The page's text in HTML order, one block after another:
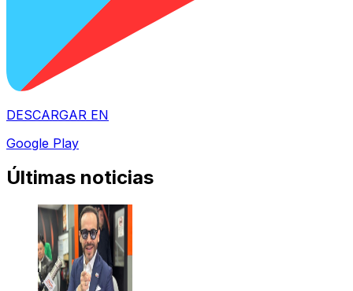
DESCARGAR EN
Google Play
Últimas noticias